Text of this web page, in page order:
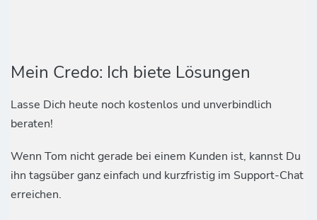
Mein Credo: Ich biete Lösungen
Lasse Dich heute noch kostenlos und unverbindlich
beraten!
Wenn Tom nicht gerade bei einem Kunden ist, kannst Du
ihn tagsüber ganz einfach und kurzfristig im Support-Chat
erreichen.